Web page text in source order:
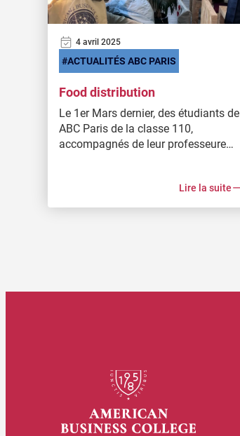
ACTUALITÉS ABC PARIS
4 avril 2025
Food distribution
Le 1er Mars dernier, des étudiants de
ABC Paris de la classe 110,
accompagnés de leur professeure
collaboration avec Serve the City
Paris. Leur mission : distribuer des
Lire la suite